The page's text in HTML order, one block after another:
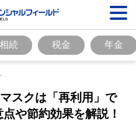
相続 税金 年金
スクは「再利用」で
や節約効果を解説！